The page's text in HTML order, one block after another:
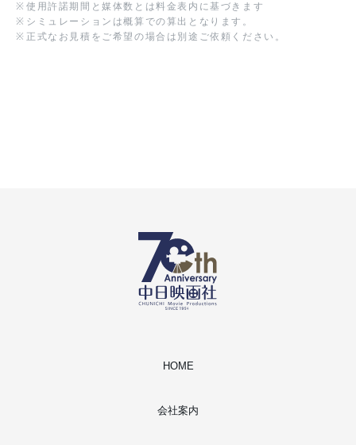
※ 使用許諾期間と媒体数とは料金表内に基づきます
※ シミュレーションは概算での算出となります。
※ 正式なお見積をご希望の場合は別途ご依頼ください。
HOME
会社案内